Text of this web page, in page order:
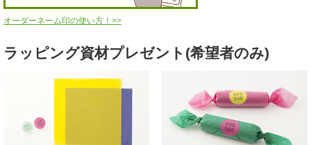
オーダーネーム印の使い方！>>
ラッピング資材プレゼント(希望者のみ)